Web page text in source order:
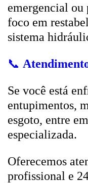
emergencial ou
foco em
sistema
📞
Se você está
entupimentos,
esgoto, entre
especializada.
Oferecemos
profissional e